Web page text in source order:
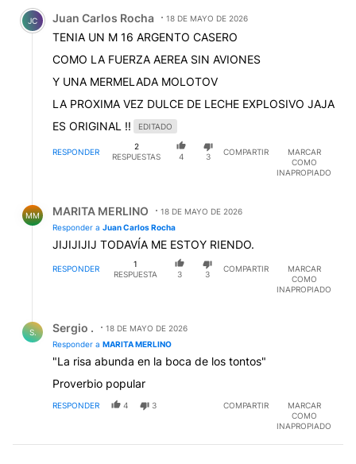
Comentario de Juan Carlos Rocha.
JC Juan Carlos Rocha 18 DE MAYO DE 2026
TENIA UN M 16 ARGENTO CASERO
COMO LA FUERZA AEREA SIN AVIONES
Y UNA MERMELADA MOLOTOV
LA PROXIMA VEZ DULCE DE LECHE EXPLOSIVO JAJA
ES ORIGINAL !!
EDITADO
RESPONDER
2
RESPUESTAS
4 3
COMPARTIR
MARCAR
COMO
INAPROPIADO
MM MARITA MERLINO
18 DE MAYO DE 2026
Responder a Juan Carlos Rocha
JIJIJIJIJ TODAVÍA ME ESTOY RIENDO.
RESPONDER
1
RESPUESTA
3 3
COMPARTIR
MARCAR
COMO
INAPROPIADO
S. Sergio .
18 DE MAYO DE 2026
Responder a MARITA MERLINO
"La risa abunda en la boca de los tontos"
Proverbio popular
RESPONDER 4 3 COMPARTIR
MARCAR
COMO
INAPROPIADO